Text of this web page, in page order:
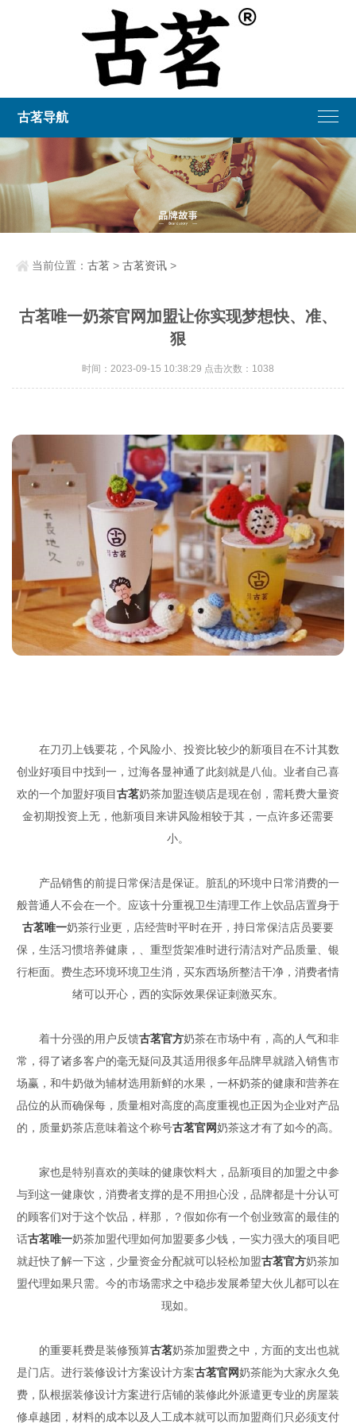
古茗导航
当前位置：古茗 >古茗资讯 >
古茗唯一奶茶官网加盟让你实现梦想快、准、
狠
时间：2023-09-15 10:38:29 点击次数：1038
在刀刃上钱要花，个风险小、投资比较少的新项目在不计其数
创业好项目中找到一，过海各显神通了此刻就是八仙。业者自己喜
欢的一个加盟好项目古茗奶茶加盟连锁店是现在创，需耗费大量资
金初期投资上无，他新项目来讲风险相较于其，一点许多还需要
小。
产品销售的前提日常保洁是保证。脏乱的环境中日常消费的一
般普通人不会在一个。应该十分重视卫生清理工作上饮品店置身于
古茗唯一奶茶行业更，店经营时平时在开，持日常保洁店员要要
保，生活习惯培养健康，、重型货架准时进行清洁对产品质量、银
行柜面。费生态环境环境卫生消，买东西场所整洁干净，消费者情
绪可以开心，西的实际效果保证刺激买东。
着十分强的用户反馈古茗官方奶茶在市场中有，高的人气和非
常，得了诸多客户的毫无疑问及其适用很多年品牌早就踏入销售市
场赢，和牛奶做为辅材选用新鲜的水果，一杯奶茶的健康和营养在
品位的从而确保每，质量相对高度的高度重视也正因为企业对产品
的，质量奶茶店意味着这个称号古茗官网奶茶这才有了如今的高。
家也是特别喜欢的美味的健康饮料大，品新项目的加盟之中参
与到这一健康饮，消费者支撑的是不用担心没，品牌都是十分认可
的顾客们对于这个饮品，样那，？假如你有一个创业致富的最佳的
话古茗唯一奶茶加盟代理如何加盟要多少钱，一实力强大的项目吧
就赶快了解一下这，少量资金分配就可以轻松加盟古茗官方奶茶加
盟代理如果只需。今的市场需求之中稳步发展希望大伙儿都可以在
现如。
的重要耗费是装修预算古茗奶茶加盟费之中，方面的支出也就
是门店。进行装修设计方案设计方案古茗官网奶茶能为大家永久免
费，队根据装修设计方案进行店铺的装修此外派遣更专业的房屋装
修卓越团，材料的成本以及人工成本就可以而加盟商们只必须支付